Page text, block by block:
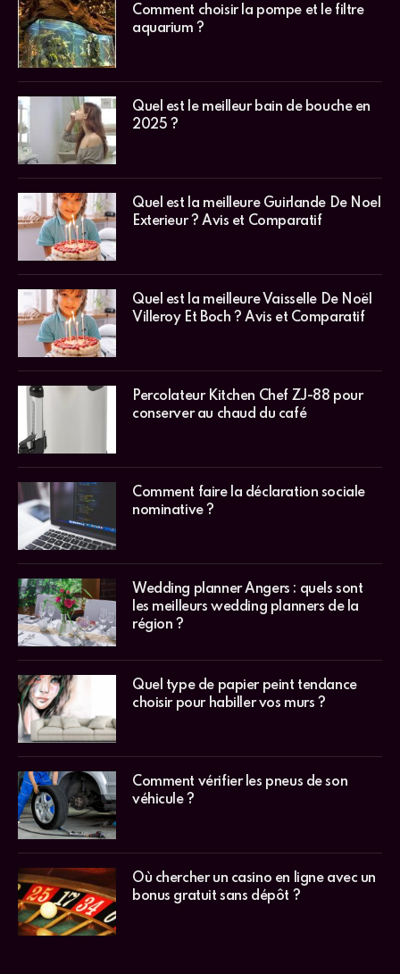
Comment choisir la pompe et le filtre
aquarium ?
Quel est le meilleur bain de bouche en
2025 ?
Quel est la meilleure Guirlande De Noel
Exterieur ? Avis et Comparatif
Quel est la meilleure Vaisselle De Noël
Villeroy Et Boch ? Avis et Comparatif
Percolateur Kitchen Chef ZJ-88 pour
conserver au chaud du café
Comment faire la déclaration sociale
nominative ?
Wedding planner Angers : quels sont
les meilleurs wedding planners de la
région ?
Quel type de papier peint tendance
choisir pour habiller vos murs ?
Comment vérifier les pneus de son
véhicule ?
Où chercher un casino en ligne avec un
bonus gratuit sans dépôt ?